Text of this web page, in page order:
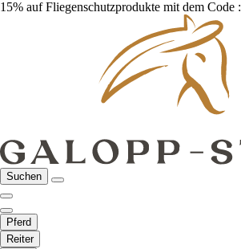
15% auf Fliegenschutzprodukte mit dem Code :
Suchen
Pferd
Reiter